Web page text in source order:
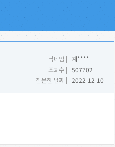
닉네임 |
계****
조회수 | 507702
질문한 날짜 | 2022-12-10